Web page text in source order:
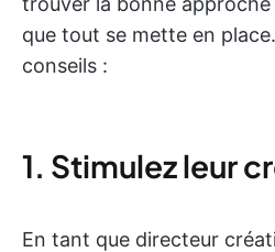
que tout se mette en
conseils :
1. Stimulez leur
En tant que directeur